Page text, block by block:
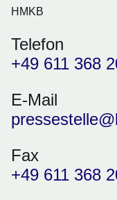
HMKB
Telefon
+49 611 368
E-Mail
Fax
+49 611 368